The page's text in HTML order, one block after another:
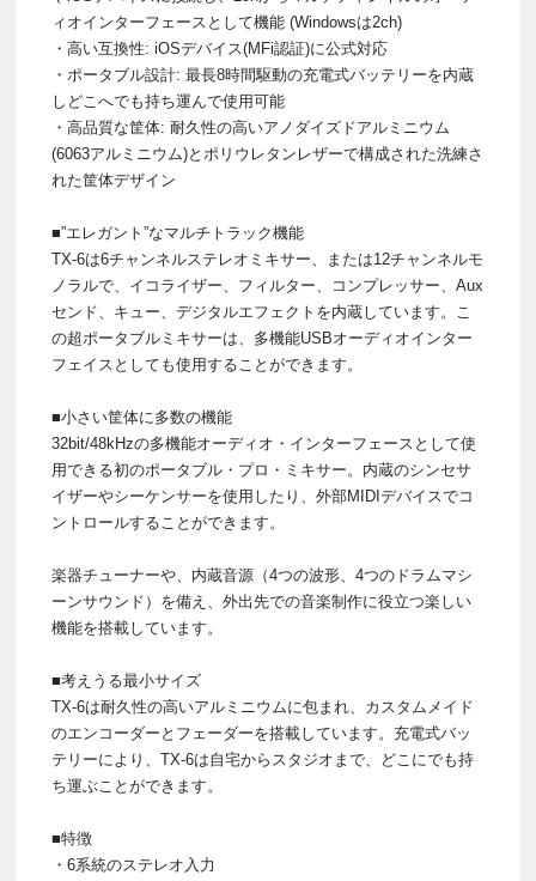
ィオインターフェースとして機能 (Windowsは2ch)
・高い互換性: iOSデバイス(MFi認証)に公式対応
・ポータブル設計: 最長8時間駆動の充電式バッテリーを内蔵
しどこへでも持ち運んで使用可能
・高品質な筐体: 耐久性の高いアノダイズドアルミニウム
(6063アルミニウム)とポリウレタンレザーで構成された洗練さ
れた筐体デザイン
■”エレガント”なマルチトラック機能
TX-6は6チャンネルステレオミキサー、または12チャンネルモ
ノラルで、イコライザー、フィルター、コンプレッサー、Aux
センド、キュー、デジタルエフェクトを内蔵しています。こ
の超ポータブルミキサーは、多機能USBオーディオインター
フェイスとしても使用することができます。
■小さい筐体に多数の機能
32bit/48kHzの多機能オーディオ・インターフェースとして使
用できる初のポータブル・プロ・ミキサー。内蔵のシンセサ
イザーやシーケンサーを使用したり、外部MIDIデバイスでコ
ントロールすることができます。
楽器チューナーや、内蔵音源（4つの波形、4つのドラムマシ
ーンサウンド）を備え、外出先での音楽制作に役立つ楽しい
機能を搭載しています。
■考えうる最小サイズ
TX-6は耐久性の高いアルミニウムに包まれ、カスタムメイド
のエンコーダーとフェーダーを搭載しています。充電式バッ
テリーにより、TX-6は自宅からスタジオまで、どこにでも持
ち運ぶことができます。
■特徴
・6系統のステレオ入力